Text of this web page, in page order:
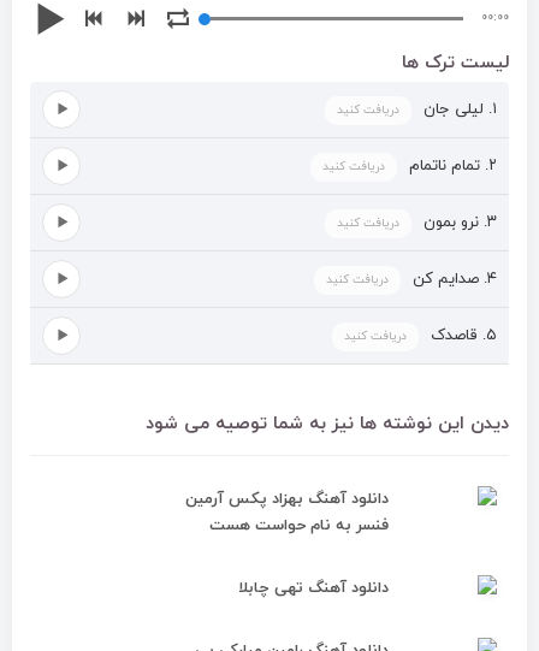
۰۰:۰۰
لیست ترک ها
۱. لیلی جان دریافت کنید
۲. تمام ناتمام دریافت کنید
۳. نرو بمون دریافت کنید
۴. صدایم کن دریافت کنید
۵. قاصدک دریافت کنید
دیدن این نوشته ها نیز به شما توصیه می شود
دانلود آهنگ بهزاد پکس آرمین
فنسر به نام حواست هست
دانلود آهنگ تهی چابلا